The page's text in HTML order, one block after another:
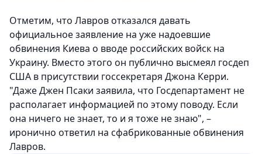
Отметим, что Лавров отказался давать
официальное заявление на уже надоевшие
обвинения Киева о вводе российских войск на
Украину. Вместо этого он публично высмеял госдеп
США в присутствии госсекретаря Джона Керри.
"Даже Джен Псаки заявила, что Госдепартамент не
располагает информацией по этому поводу. Если
она ничего не знает, то и я тоже не знаю", –
иронично ответил на сфабрикованные обвинения
Лавров.